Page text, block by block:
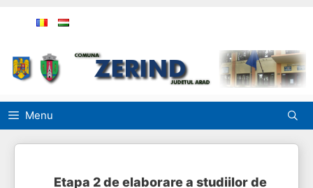
Menu
Etapa 2 de elaborare a studiilor de